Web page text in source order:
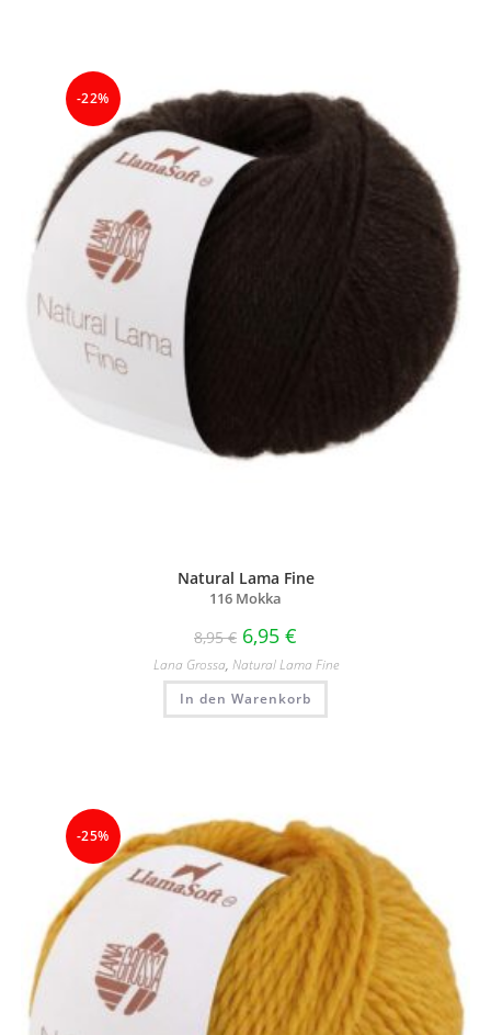
-22%
Natural Lama Fine
116 Mokka
8,95€ 6,95 €
Lana Grossa, Natural Lama Fine
In den Warenkorb
-25%